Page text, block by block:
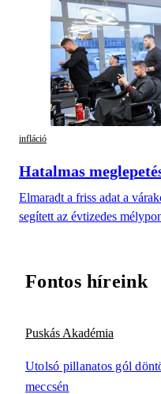
infláció
Hatalmas
Elmaradt a friss adat a
segített az évtizedes
Fontos híreink
Puskás Akadémia
Utolsó pillanatos gól
meccsén